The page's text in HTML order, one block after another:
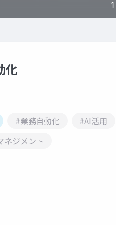
化
#業務自動化 #AI活用
ネジメント